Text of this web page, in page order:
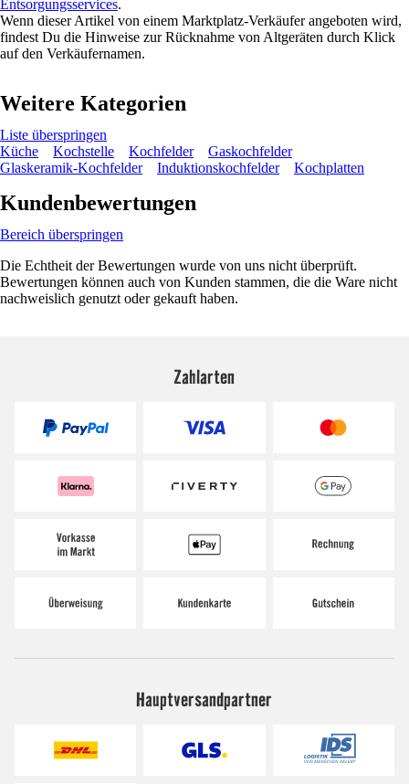
Entsorgungsservices.
Wenn dieser Artikel von einem Marktplatz-Verkäufer angeboten wird,
findest Du die Hinweise zur Rücknahme von Altgeräten durch Klick
auf den Verkäufernamen.
Weitere Kategorien
Liste überspringen
Küche
Kochstelle Kochfelder
Gaskochfelder
Glaskeramik-Kochfelder
Induktionskochfelder Kochplatten
Kundenbewertungen
Bereich überspringen
Die Echtheit der Bewertungen wurde von uns nicht überprüft.
Bewertungen können auch von Kunden stammen, die die Ware nicht
nachweislich genutzt oder gekauft haben.
Zahlarten
Hauptversandpartner